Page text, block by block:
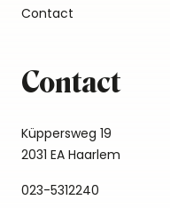
Contact
Contact
Küppersweg 19
2031 EA Haarlem
023-5312240